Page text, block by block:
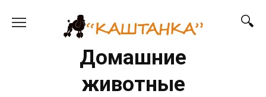
Домашние
животные